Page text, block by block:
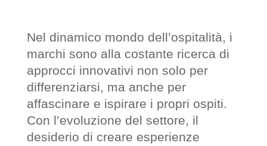
Nel dinamico mondo dell’ospitalità, i
marchi sono alla costante ricerca di
approcci innovativi non solo per
differenziarsi, ma anche per
affascinare e ispirare i propri ospiti.
Con l’evoluzione del settore, il
desiderio di creare esperienze